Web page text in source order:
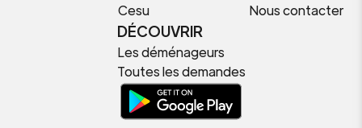
Cesu
Nous contacter
DÉCOUVRIR
Les déménageurs
Toutes les demandes